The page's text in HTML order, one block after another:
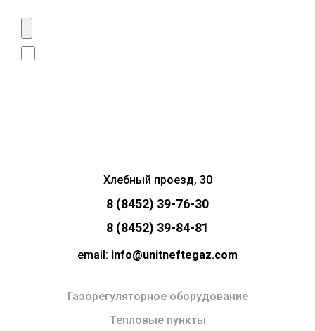
Хлебный проезд, 30
8 (8452) 39-76-30
8 (8452) 39-84-81
email: info@unitneftegaz.com
Газорегуляторное оборудование
Тепловые пункты